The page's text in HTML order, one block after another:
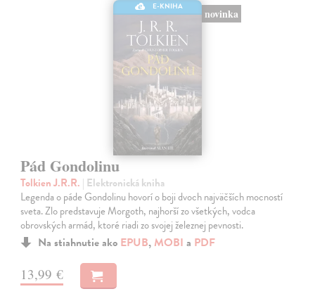
E-KNIHA
novinka
Pád Gondolinu
Tolkien J.R.R. | Elektronická kniha
Legenda o páde Gondolinu hovorí o boji dvoch najväčších mocností
sveta. Zlo predstavuje Morgoth, najhorší zo všetkých, vodca
obrovských armád, ktoré riadi zo svojej železnej pevnosti.
Na stiahnutie ako EPUB, MOBI a PDF
13,99 €